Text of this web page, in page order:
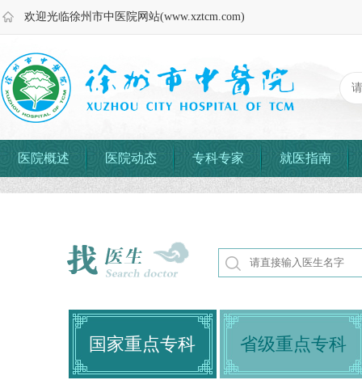
欢迎光临徐州市中医院网站(www.xztcm.com)
医院概述 医院动态 专科专家 就医指南
国家重点专科 省级重点专科